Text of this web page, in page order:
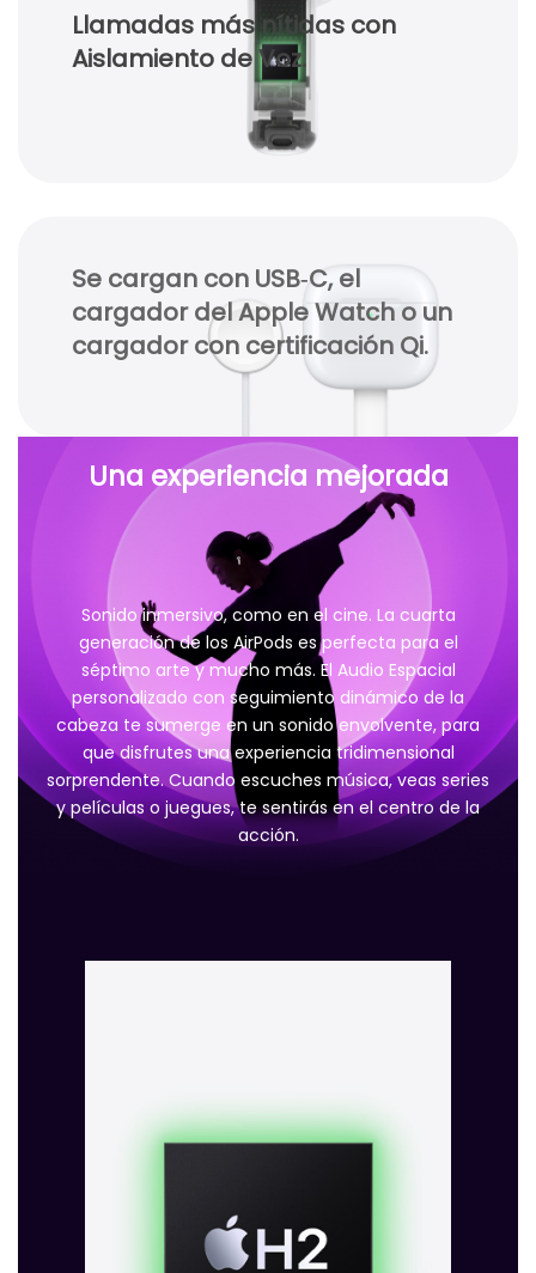
Llamadas más nítidas con
Aislamiento de Voz.
Se cargan con USB‑C, el
cargador del Apple Watch o un
cargador con certificación Qi.
Una experiencia mejorada
Sonido inmersivo, como en el cine. La cuarta
generación de los AirPods es perfecta para el
séptimo arte y mucho más. El Audio Espacial
personalizado con seguimiento dinámico de la
cabeza te sumerge en un sonido envolvente, para
que disfrutes una experiencia tridimensional
sorprendente. Cuando escuches música, veas series
y películas o juegues, te sentirás en el centro de la
acción.